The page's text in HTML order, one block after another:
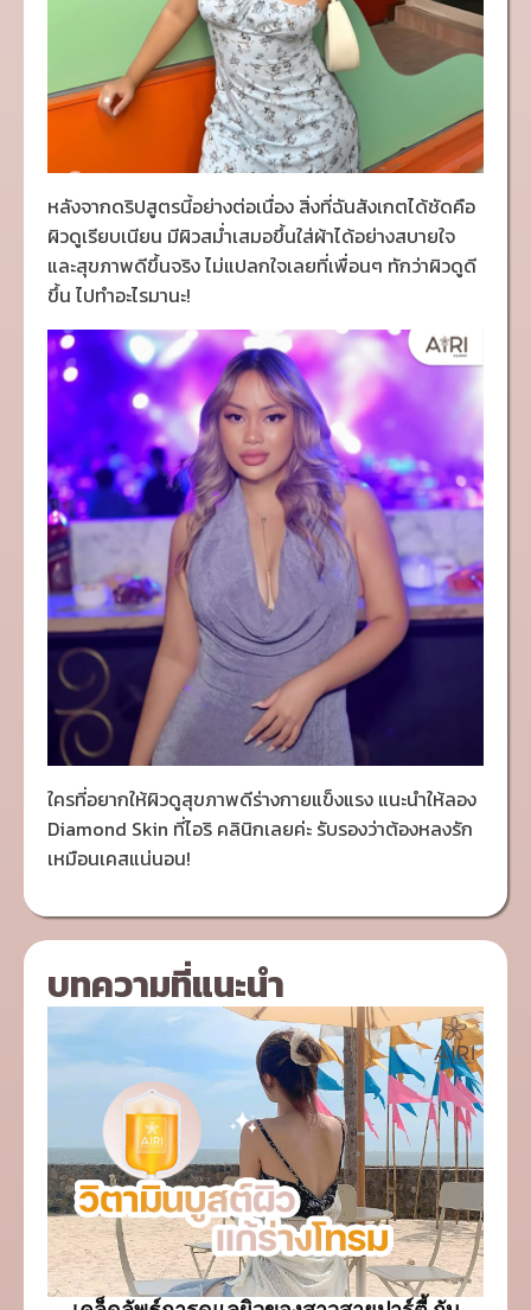
หลังจากดริปสูตรนี้อย่างต่อเนื่อง สิ่งที่ฉันสังเกตได้ชัดคือ
ผิวดูเรียบเนียน มีผิวสม่ำเสมอขึ้นใส่ผ้าได้อย่างสบายใจ
และสุขภาพดีขึ้นจริง ไม่แปลกใจเลยที่เพื่อนๆ ทักว่าผิวดูดี
ขึ้น ไปทำอะไรมานะ!
ใครที่อยากให้ผิวดูสุขภาพดีร่างกายแข็งแรง แนะนำให้ลอง
Diamond Skin ที่ไอริ คลินิกเลยค่ะ รับรองว่าต้องหลงรัก
เหมือนเคสแน่นอน!
บทความที่แนะนำ